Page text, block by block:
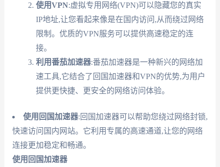
使用VPN:虚拟专用网络(VPN)可以隐藏您的真实
IP地址,让您看起来像是在国内访问,从而绕过网络
限制。优质的VPN服务可以提供高速稳定的连
接。
利用番茄加速器:番茄加速器是一种新兴的网络加
速工具,它结合了回国加速器和VPN的优势,为用户
提供更快捷、更安全的网络访问体验。
使用回国加速器:回国加速器可以帮助您绕过网络封锁,
快速访问国内网站。它利用专属的高速通道,让您的网络
连接更加稳定和畅通。
使用回国加速器